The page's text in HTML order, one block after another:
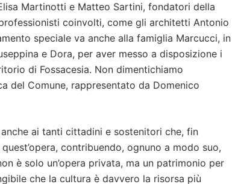
Martinotti e Matteo Sartini, fondatori della
coinvolti, come gli architetti Antonio
speciale va anche alla famiglia Marcucci, in
e Dora, per aver messo a disposizione i
di Fossacesia. Non dimentichiamo
del Comune, rappresentato da Domenico
ai tanti cittadini e sostenitori che, fin
contribuendo, ognuno a modo suo,
è solo un’opera privata, ma un patrimonio per
che la cultura è davvero la risorsa più